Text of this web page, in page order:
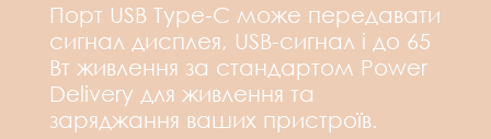
Порт USB Type-C може передавати
сигнал дисплея, USB-сигнал і до 65
Вт живлення за стандартом Power
Delivery для живлення та
заряджання ваших пристроїв.